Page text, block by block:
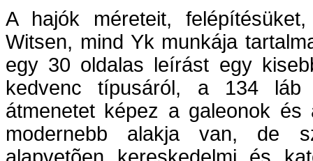
A hajók méreteit,
Witsen, mind Yk munkája
egy 30 oldalas leírást egy
kedvenc típusáról, a 134 láb
átmenetet képez a galeonok és
modernebb alakja van, de